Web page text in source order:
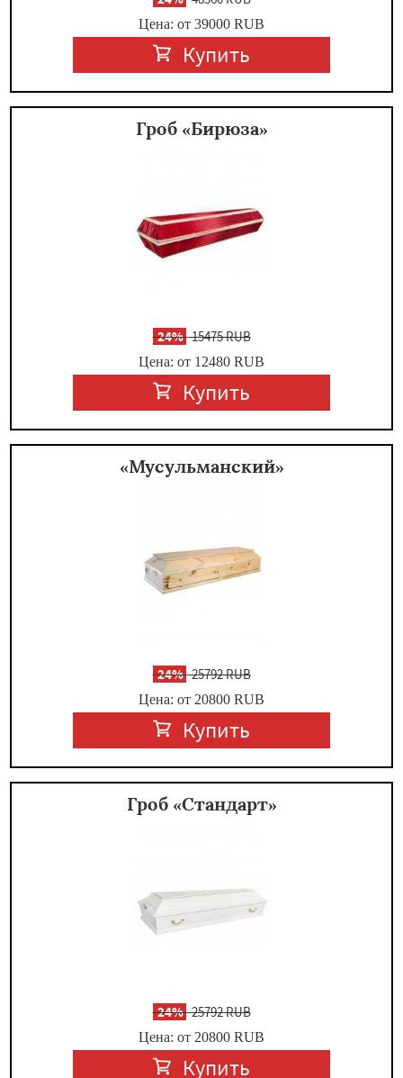
Цена: от 39000 RUB
Купить
Гроб «Бирюза»
-24%15475 RUB
Цена: от 12480 RUB
Купить
«Мусульманский»
-24%25792 RUB
Цена: от 20800 RUB
Купить
Гроб «Стандарт»
-24%25792 RUB
Цена: от 20800 RUB
Купить